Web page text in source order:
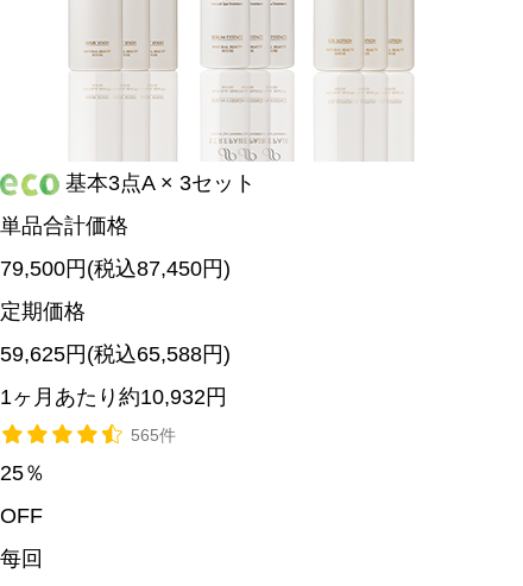
基本3点A × 3セット
単品合計価格
79,500円(税込87,450円)
定期価格
59,625円(税込65,588円)
1ヶ月あたり約10,932円
565件
25％
OFF
每回